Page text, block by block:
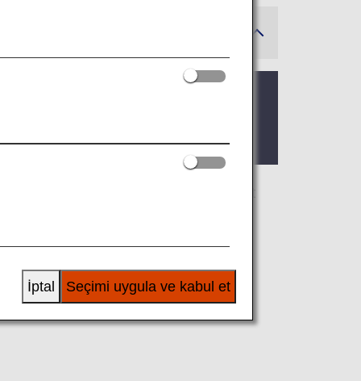
olabilir.
ANA tarafından gerçekleştirilen dış hat
yolu tarafından işletilen bir yurt içi
kriterlerini onaylayın.
Seçimi uygula ve kabul et
İptal